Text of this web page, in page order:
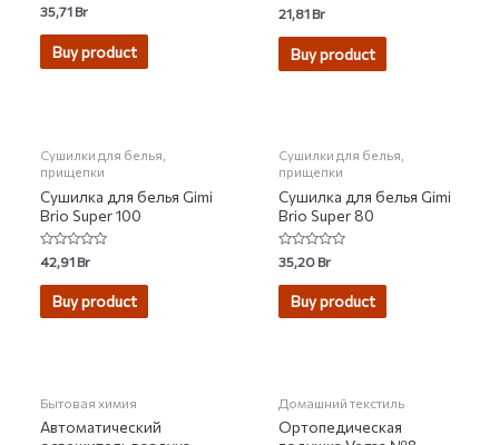
Rated
0
out
35,71Br
Buy product
Rated
0
out
21,81Br
Buy product
Сушилки для белья,
прищепки
Сушилка для белья Gimi
Brio Super 100
Rated
0
out
42,91Br
Buy product
Сушилки для белья,
прищепки
Сушилка для белья Gimi
Brio Super 80
Rated
0
out
35,20Br
Buy product
Бытовая химия
Автоматический
Домашний текстиль
Ортопедическая